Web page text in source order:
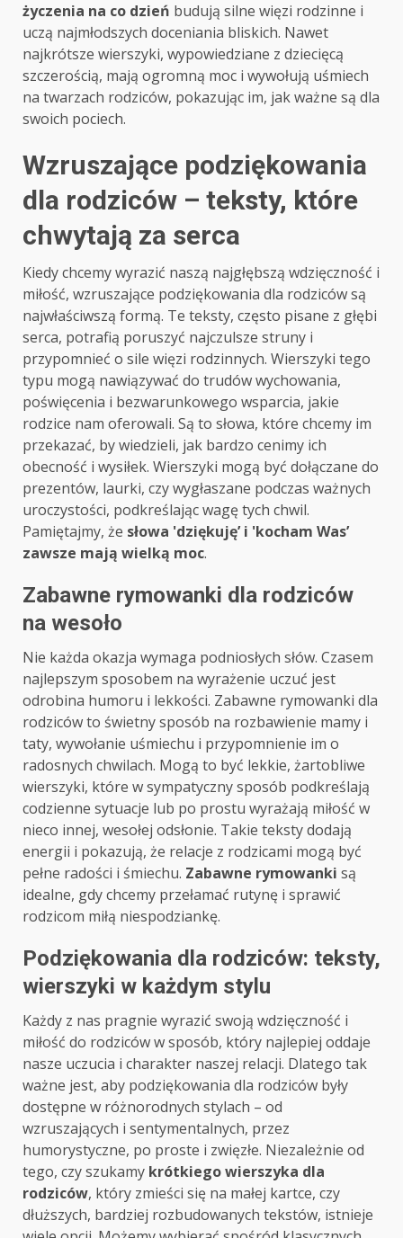
życzenia na co dzień budują silne więzi rodzinne i
uczą najmłodszych doceniania bliskich. Nawet
najkrótsze wierszyki, wypowiedziane z dziecięcą
szczerością, mają ogromną moc i wywołują uśmiech
na twarzach rodziców, pokazując im, jak ważne są dla
swoich pociech.
Wzruszające podziękowania
dla rodziców – teksty, które
chwytają za serca
Kiedy chcemy wyrazić naszą najgłębszą wdzięczność i
miłość, wzruszające podziękowania dla rodziców są
najwłaściwszą formą. Te teksty, często pisane z głębi
serca, potrafią poruszyć najczulsze struny i
przypomnieć o sile więzi rodzinnych. Wierszyki tego
typu mogą nawiązywać do trudów wychowania,
poświęcenia i bezwarunkowego wsparcia, jakie
rodzice nam oferowali. Są to słowa, które chcemy im
przekazać, by wiedzieli, jak bardzo cenimy ich
obecność i wysiłek. Wierszyki mogą być dołączane do
prezentów, laurki, czy wygłaszane podczas ważnych
uroczystości, podkreślając wagę tych chwil.
Pamiętajmy, że słowa 'dziękuję’ i 'kocham Was’
zawsze mają wielką moc.
Zabawne rymowanki dla rodziców
na wesoło
Nie każda okazja wymaga podniosłych słów. Czasem
najlepszym sposobem na wyrażenie uczuć jest
odrobina humoru i lekkości. Zabawne rymowanki dla
rodziców to świetny sposób na rozbawienie mamy i
taty, wywołanie uśmiechu i przypomnienie im o
radosnych chwilach. Mogą to być lekkie, żartobliwe
wierszyki, które w sympatyczny sposób podkreślają
codzienne sytuacje lub po prostu wyrażają miłość w
nieco innej, wesołej odsłonie. Takie teksty dodają
energii i pokazują, że relacje z rodzicami mogą być
pełne radości i śmiechu. Zabawne rymowanki są
idealne, gdy chcemy przełamać rutynę i sprawić
rodzicom miłą niespodziankę.
Podziękowania dla rodziców: teksty,
wierszyki w każdym stylu
Każdy z nas pragnie wyrazić swoją wdzięczność i
miłość do rodziców w sposób, który najlepiej oddaje
nasze uczucia i charakter naszej relacji. Dlatego tak
ważne jest, aby podziękowania dla rodziców były
dostępne w różnorodnych stylach – od
wzruszających i sentymentalnych, przez
humorystyczne, po proste i zwięzłe. Niezależnie od
tego, czy szukamy krótkiego wierszyka dla
rodziców, który zmieści się na małej kartce, czy
dłuższych, bardziej rozbudowanych tekstów, istnieje